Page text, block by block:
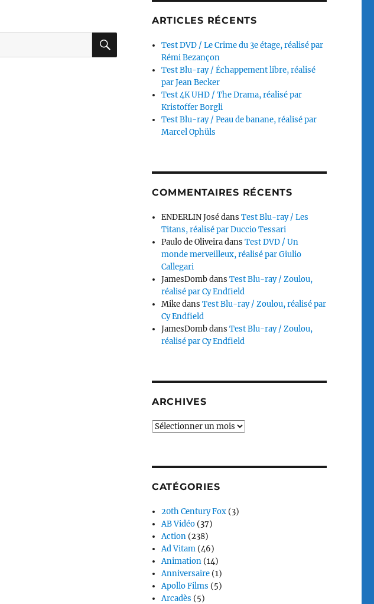
RECHERCHE
ARTICLES RÉCENTS
Test DVD / Le Crime du 3e étage, réalisé par
Rémi Bezançon
Test Blu-ray / Échappement libre, réalisé
par Jean Becker
Test 4K UHD / The Drama, réalisé par
Kristoffer Borgli
Test Blu-ray / Peau de banane, réalisé par
Marcel Ophüls
COMMENTAIRES RÉCENTS
ENDERLIN JosédansTest Blu-ray / Les
Titans, réalisé par Duccio Tessari
Paulo de OliveiradansTest DVD / Un
monde merveilleux, réalisé par Giulio
Callegari
JamesDombdansTest Blu-ray / Zoulou,
réalisé par Cy Endfield
MikedansTest Blu-ray / Zoulou, réalisé par
Cy Endfield
JamesDombdansTest Blu-ray / Zoulou,
réalisé par Cy Endfield
ARCHIVES
Archives
CATÉGORIES
20th Century Fox (3)
AB Vidéo (37)
Action (238)
Ad Vitam (46)
Animation (14)
Anniversaire (1)
Apollo Films (5)
Arcadès (5)